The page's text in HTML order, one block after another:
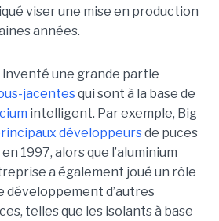
viser une mise en production
années.
inventé une grande partie
jacentesqui sont à la base de
intelligent. Par exemple, Big
développeursde puces
1997, alors que l’aluminium
a également joué un rôle
développement d’autres
telles que les isolants à base